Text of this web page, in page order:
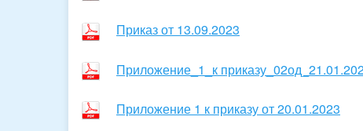
Приказ от 13.09.2023
Приложение_1_к
Приложение 1 к приказу от 20.01.2023